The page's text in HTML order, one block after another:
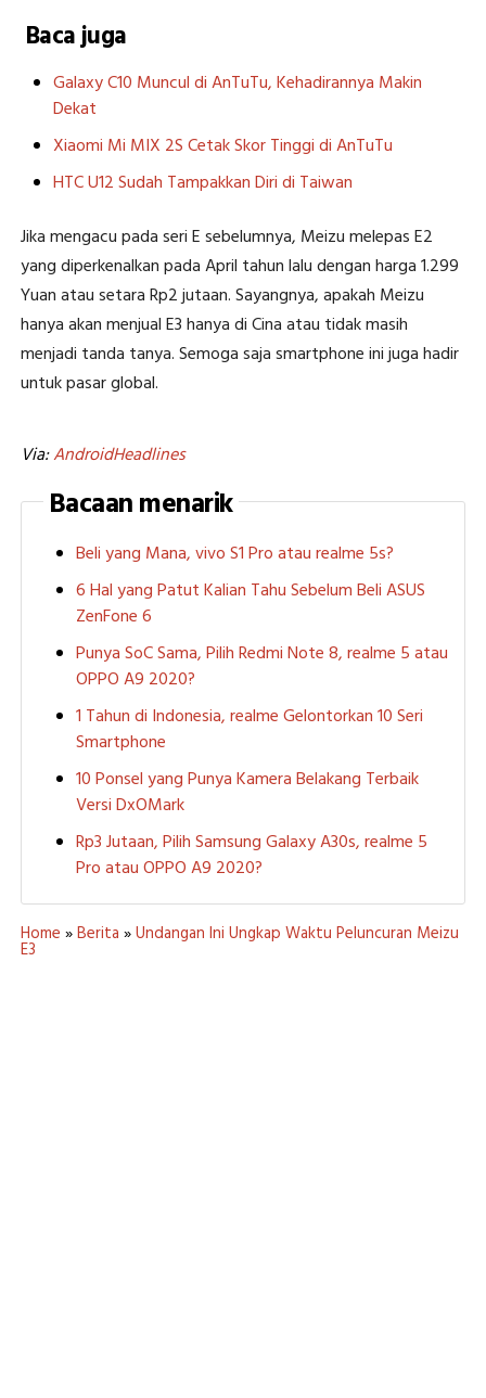
Baca juga
Galaxy C10 Muncul di AnTuTu, Kehadirannya Makin
Dekat
Xiaomi Mi MIX 2S Cetak Skor Tinggi di AnTuTu
HTC U12 Sudah Tampakkan Diri di Taiwan
Jika mengacu pada seri E sebelumnya, Meizu melepas E2
yang diperkenalkan pada April tahun lalu dengan harga 1.299
Yuan atau setara Rp2 jutaan. Sayangnya, apakah Meizu
hanya akan menjual E3 hanya di Cina atau tidak masih
menjadi tanda tanya. Semoga saja smartphone ini juga hadir
untuk pasar global.
Via:AndroidHeadlines
Bacaan menarik
Beli yang Mana, vivo S1 Pro atau realme 5s?
6 Hal yang Patut Kalian Tahu Sebelum Beli ASUS
ZenFone 6
Punya SoC Sama, Pilih Redmi Note 8, realme 5 atau
OPPO A9 2020?
1 Tahun di Indonesia, realme Gelontorkan 10 Seri
Smartphone
10 Ponsel yang Punya Kamera Belakang Terbaik
Versi DxOMark
Rp3 Jutaan, Pilih Samsung Galaxy A30s, realme 5
Pro atau OPPO A9 2020?
Home »Berita »Undangan Ini Ungkap Waktu Peluncuran Meizu
E3